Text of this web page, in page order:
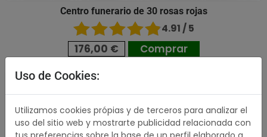
Centro funerario de 30 rosas rojas
4.91 / 5
176,00 € Comprar
489,00 €
Uso de Cookies:
Utilizamos cookies própias y de terceros para analizar el
uso del sitio web y mostrarte publicidad relacionada con